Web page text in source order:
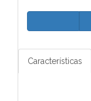
Características